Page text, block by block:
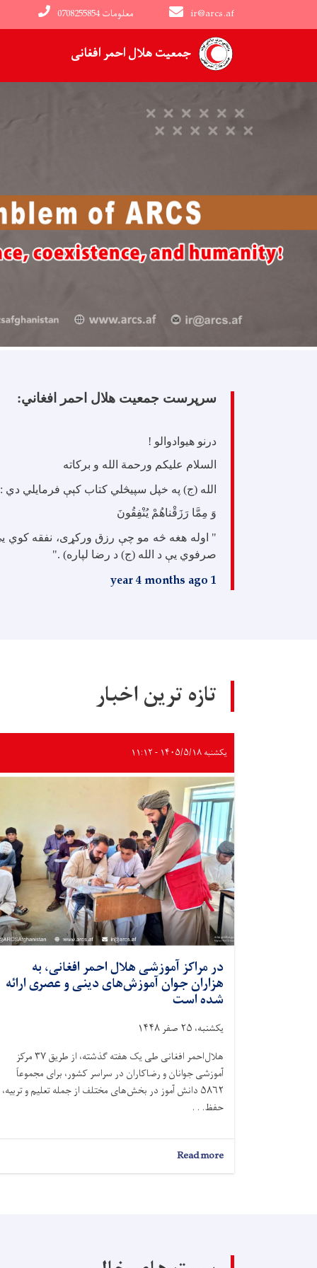
جمعیت هلال احمر افغانی
ir@arcs.af 0708255854 معلومات
Main navigation
سرپرست جمعیت هلال احمر افغاني:
درنو هیوادوالو !
السلام علیکم ورحمة الله و برکاته
الله (ج) په خپل سپيڅلي کتاب کېې فرمایلي دي :
وَ مِمَّا رَزَقْناهُمْ يُنْفِقُونَ
" اوله هغه څه مو چې رزق ورکړی، نفقه کوي
صرفوي یې د الله (ج) د رضا لپاره) ."
1 year 4 months ago
تازه ترین اخبار
یکشنبه ۱۴۰۵/۵/۱۸ - ۱۱:۱۲
در مراکز آموزشی هلال احمر افغانی، به
هزاران جوان آموزش‌های دینی و عصری ارائه
شده است
یکشنبه، ۲۵ صفر ۱۴۴۸
هلال‌احمر افغانی طی یک هفته گذشته، از طریق ۳۷ مرکز
آموزشی جوانان و رضاکاران در سراسر کشور، برای مجموعاً
۵۸۶۲ دانش آموز در بخش‌های مختلف از جمله تعلیم و تربیه،
حفظ. . .
Read more
در